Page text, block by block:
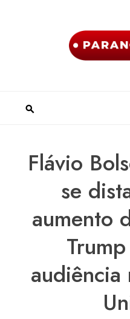
Flávio
se
aumento
audiência